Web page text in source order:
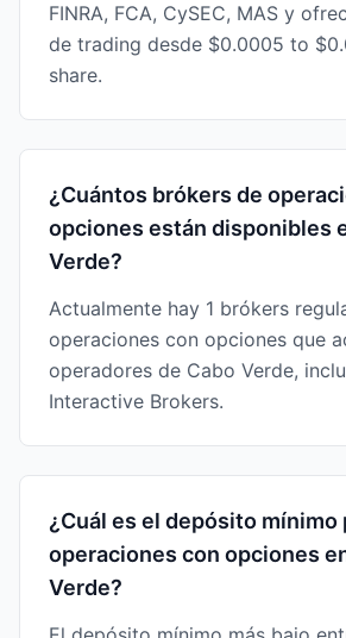
FINRA, FCA, CySEC, MAS y
de trading desde $0.0005 to
share.
¿Cuántos brókers de
opciones están disponibles
Verde?
Actualmente hay 1 brókers
operaciones con opciones que
operadores de Cabo Verde,
Interactive Brokers.
¿Cuál es el depósito mínimo
operaciones con opciones
Verde?